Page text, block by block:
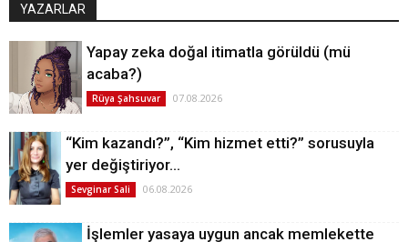
YAZARLAR
Yapay zeka doğal itimatla görüldü (mü
acaba?)
Rüya Şahsuvar 07.08.2026
“Kim kazandı?”, “Kim hizmet etti?” sorusuyla
yer değiştiriyor…
Sevginar Sali 06.08.2026
İşlemler yasaya uygun ancak memlekette